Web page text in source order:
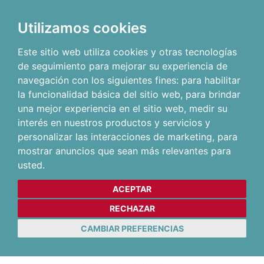
Utilizamos cookies
Este sitio web utiliza cookies y otras tecnologías
de seguimiento para mejorar su experiencia de
navegación con los siguientes fines: para habilitar
la funcionalidad básica del sitio web, para brindar
una mejor experiencia en el sitio web, medir su
interés en nuestros productos y servicios y
personalizar las interacciones de marketing, para
mostrar anuncios que sean más relevantes para
usted.
ACEPTAR
RECHAZAR
CAMBIAR PREFERENCIAS